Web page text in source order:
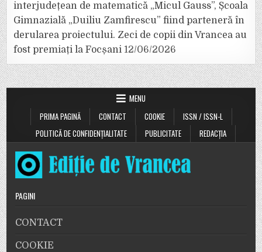
interjudețean de matematică „Micul Gauss”, Școala
Gimnazială „Duiliu Zamfirescu” fiind parteneră în
derularea proiectului. Zeci de copii din Vrancea au
fost premiați la Focșani 12/06/2026
MENU
PRIMA PAGINĂ
CONTACT COOKIE
ISSN / ISSN-L
POLITICĂ DE CONFIDENȚIALITATE
PUBLICITATE REDACȚIA
PAGINI
CONTACT
COOKIE